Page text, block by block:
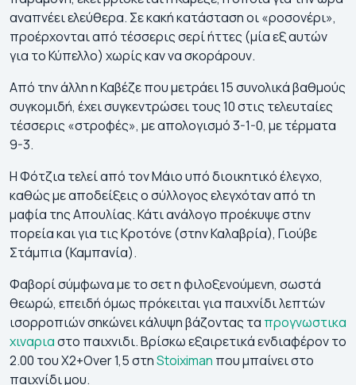
αναπνέει ελεύθερα. Σε κακή κατάσταση οι «ροσονέρι»,
προέρχονται από τέσσερις σερί ήττες (μία εξ αυτών
για το Κύπελλο) χωρίς καν να σκοράρουν.
Από την άλλη η Καβέζε που μετράει 15 συνολικά βαθμούς
συγκομιδή, έχει συγκεντρώσει τους 10 στις τελευταίες
τέσσερις «στροφές», με απολογισμό 3-1-0, με τέρματα
9-3.
Η Φότζια τελεί από τον Μάιο υπό διοικητικό έλεγχο,
καθώς με αποδείξεις ο σύλλογος ελεγχόταν από τη
μαφία της Απουλίας. Κάτι ανάλογο προέκυψε στην
πορεία και για τις Κροτόνε (στην Καλαβρία), Γιούβε
Στάμπια (Καμπανία).
Φαβορί σύμφωνα με το σετ η φιλοξενούμενη, σωστά
θεωρώ, επειδή όμως πρόκειται για παιχνίδι λεπτών
ισορροπιών σηκώνει κάλυψη βάζοντας τα προγνωστικα
χιναριαστο παιχνιδι. Βρίσκω εξαιρετικά ενδιαφέρον το
2.00 του X2+Over 1,5 στηStoiximan που μπαίνει στο
παιχνίδι μου.